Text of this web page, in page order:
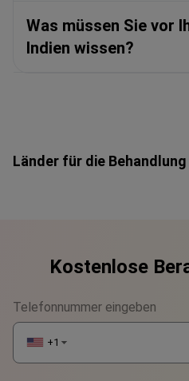
Was müssen Sie vor
Indien wissen?
Länder für die Behandlung
Kostenlose
Telefonnummer eingeben
+1 ▼